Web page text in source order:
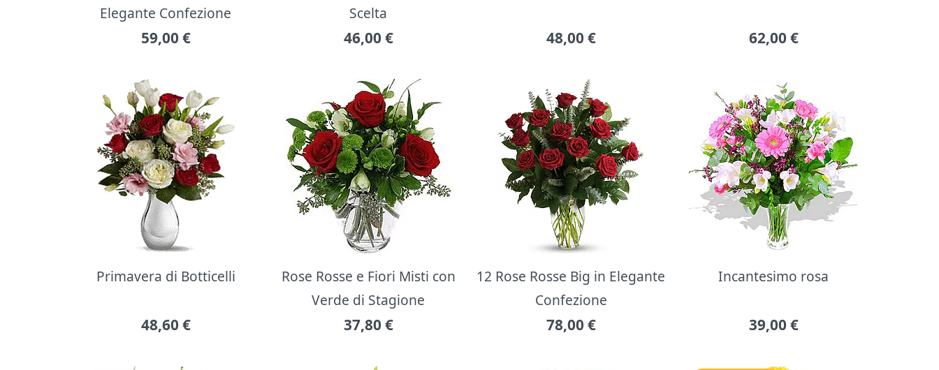
Elegante Confezione
59,00 €
Scelta
46,00 € 48,00 € 62,00 €
Primavera di Botticelli
48,60 €
Rose Rosse e Fiori Misti con
Verde di Stagione
37,80 €
12 Rose Rosse Big in Elegante
Confezione
78,00 €
Incantesimo rosa
39,00 €